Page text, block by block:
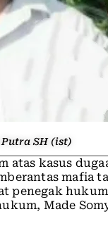
Putra SH (ist)
atas kasus
mafia
penegak
Made